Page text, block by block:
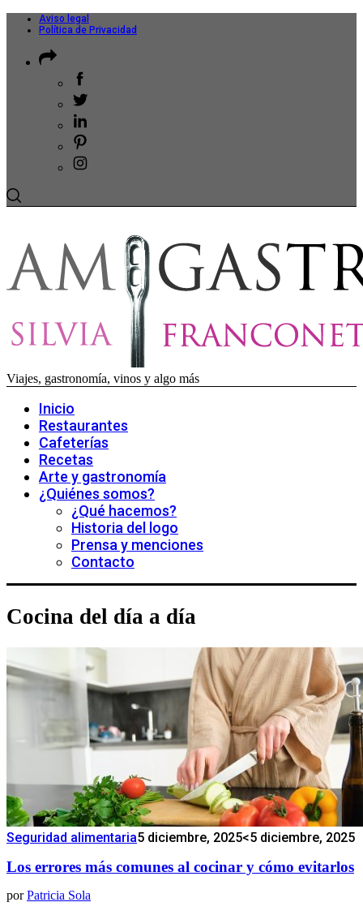
Aviso legal
Política de Privacidad
Viajes, gastronomía, vinos y algo más
Inicio
Restaurantes
Cafeterías
Recetas
Arte y gastronomía
¿Quiénes somos?
¿Qué hacemos?
Historia del logo
Prensa y menciones
Contacto
Cocina del día a día
Seguridad alimentaria5 diciembre, 2025<5 diciembre, 2025
Los errores más comunes al cocinar y cómo evitarlos
por Patricia Sola